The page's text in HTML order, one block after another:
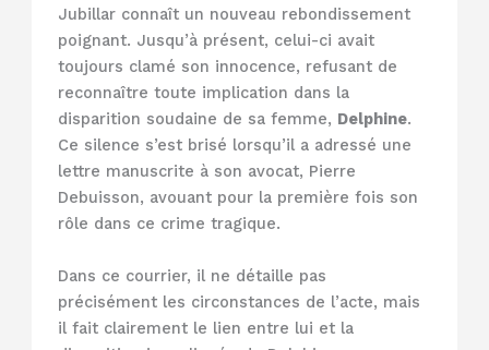
Jubillar connaît un nouveau rebondissement
poignant. Jusqu’à présent, celui-ci avait
toujours clamé son innocence, refusant de
reconnaître toute implication dans la
disparition soudaine de sa femme, Delphine.
Ce silence s’est brisé lorsqu’il a adressé une
lettre manuscrite à son avocat, Pierre
Debuisson, avouant pour la première fois son
rôle dans ce crime tragique.
Dans ce courrier, il ne détaille pas
précisément les circonstances de l’acte, mais
il fait clairement le lien entre lui et la